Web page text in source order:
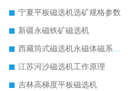
宁夏平板磁选机选矿规格参数
新疆永磁铁矿磁选机
西藏筒式磁选机永磁体磁系设计
江苏河沙磁选机工作原理
吉林高梯度平板磁选机